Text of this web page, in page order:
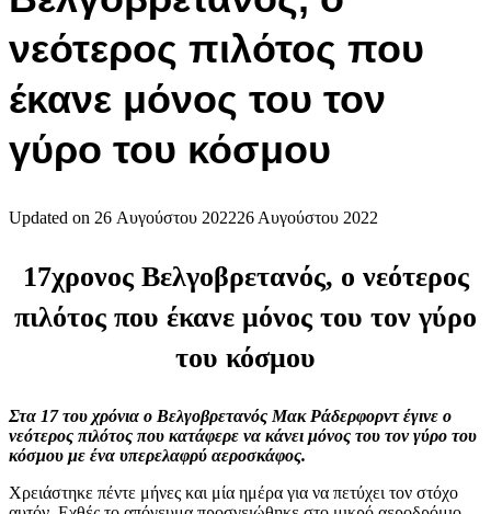
νεότερος πιλότος που
έκανε μόνος του τον
γύρο του κόσμου
Updated on 26 Αυγούστου 202226 Αυγούστου 2022
17χρονος Βελγοβρετανός, ο νεότερος
πιλότος που έκανε μόνος του τον γύρο
του κόσμου
Στα 17 του χρόνια ο Βελγοβρετανός Μακ Ράδερφορντ έγινε ο
νεότερος πιλότος που κατάφερε να κάνει μόνος του τον γύρο του
κόσμου με ένα υπερελαφρύ αεροσκάφος.
Χρειάστηκε πέντε μήνες και μία ημέρα για να πετύχει τον στόχο